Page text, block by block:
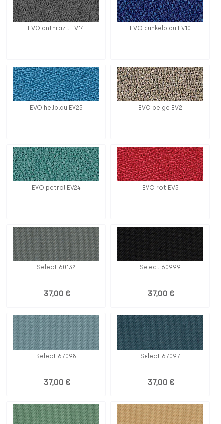
EVO anthrazit EV14 EVO dunkelblau EV10
EVO hellblau EV25 EVO beige EV2
EVO petrol EV24 EVO rot EV5
Select 60132
37,00 €
Select 60999
37,00 €
Select 67098
37,00 €
Select 67097
37,00 €